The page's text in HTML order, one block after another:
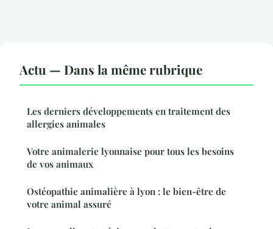
Actu — Dans la même rubrique
Les derniers développements en traitement des
allergies animales
Votre animalerie lyonnaise pour tous les besoins
de vos animaux
Ostéopathie animalière à lyon : le bien-être de
votre animal assuré